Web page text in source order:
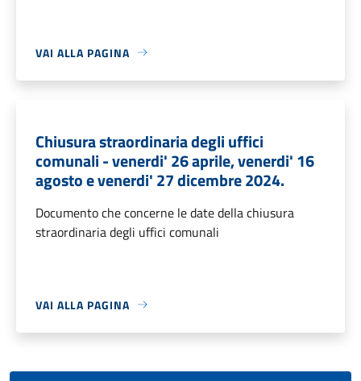
VAI ALLA PAGINA
Chiusura straordinaria degli uffici
comunali - venerdi' 26 aprile, venerdi' 16
agosto e venerdi' 27 dicembre 2024.
Documento che concerne le date della chiusura
straordinaria degli uffici comunali
VAI ALLA PAGINA